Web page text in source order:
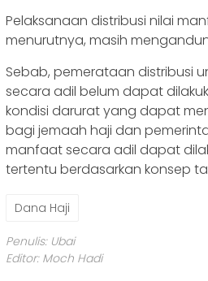
Pelaksanaan distribusi nilai
menurutnya, masih
Sebab, pemerataan distribusi
secara adil belum dapat
kondisi darurat yang dapat
bagi jemaah haji dan
manfaat secara adil dapat
tertentu berdasarkan konsep
Dana Haji
Penulis: Ubai
Editor: Moch Hadi